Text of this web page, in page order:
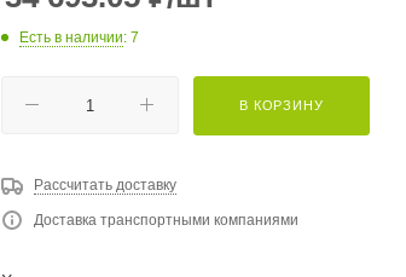
Есть в наличии: 7
В КОРЗИНУ
Рассчитать доставку
Доставка транспортными компаниями